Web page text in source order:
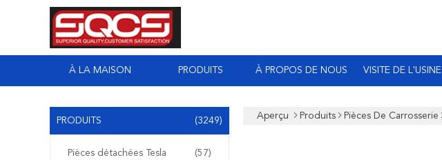
À LA MAISON PRODUITS À PROPOS DE NOUS VISITE DE L'USINE
PRODUITS (3249)
Pièces détachées Tesla (57)
Aperçu Produits Pièces De Carrosserie